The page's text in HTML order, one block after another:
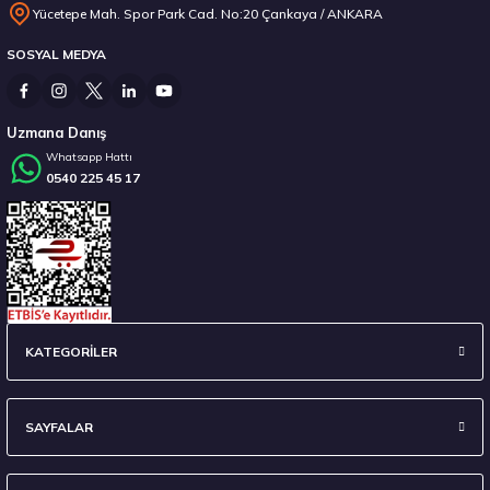
Yücetepe Mah. Spor Park Cad. No:20 Çankaya / ANKARA
SOSYAL MEDYA
Uzmana Danış
Whatsapp Hattı
0540 225 45 17
KATEGORİLER
SAYFALAR